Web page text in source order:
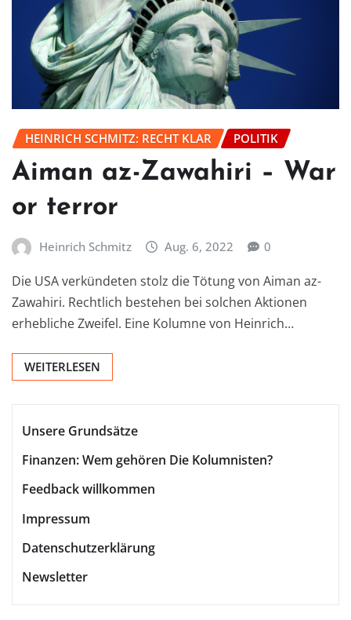
HEINRICH SCHMITZ: RECHT KLAR POLITIK
Aiman az-Zawahiri – War
or terror
Heinrich Schmitz Aug. 6, 2022 0
Die USA verkündeten stolz die Tötung von Aiman az-
Zawahiri. Rechtlich bestehen bei solchen Aktionen
erhebliche Zweifel. Eine Kolumne von Heinrich…
WEITERLESEN
Unsere Grundsätze
Finanzen: Wem gehören Die Kolumnisten?
Feedback willkommen
Impressum
Datenschutzerklärung
Newsletter